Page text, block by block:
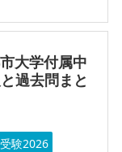
大学付属中
過去問まと
験2026